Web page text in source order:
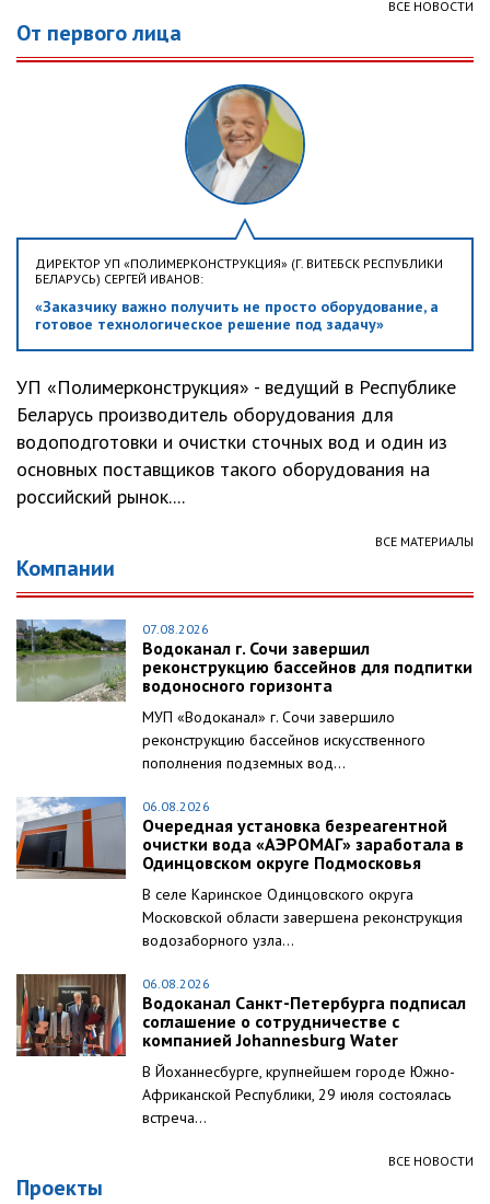
ВСЕ НОВОСТИ
От первого лица
ДИРЕКТОР УП «ПОЛИМЕРКОНСТРУКЦИЯ» (Г. ВИТЕБСК РЕСПУБЛИКИ
БЕЛАРУСЬ) СЕРГЕЙ ИВАНОВ:
«Заказчику важно получить не просто оборудование, а
готовое технологическое решение под задачу»
УП «Полимерконструкция» - ведущий в Республике
Беларусь производитель оборудования для
водоподготовки и очистки сточных вод и один из
основных поставщиков такого оборудования на
российский рынок....
ВСЕ МАТЕРИАЛЫ
Компании
07.08.2026
Водоканал г. Сочи завершил
реконструкцию бассейнов для подпитки
водоносного горизонта
МУП «Водоканал» г. Сочи завершило
реконструкцию бассейнов искусственного
пополнения подземных вод...
06.08.2026
Очередная установка безреагентной
очистки вода «АЭРОМАГ» заработала в
Одинцовском округе Подмосковья
В селе Каринское Одинцовского округа
Московской области завершена реконструкция
водозаборного узла...
06.08.2026
Водоканал Санкт-Петербурга подписал
соглашение о сотрудничестве с
компанией Johannesburg Water
В Йоханнесбурге, крупнейшем городе Южно-
Африканской Республики, 29 июля состоялась
встреча...
ВСЕ НОВОСТИ
Проекты